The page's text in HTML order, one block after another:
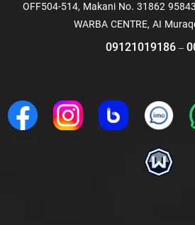
OFF504-514, Makani No. 31862
WARBA CENTRE, AI
–
09121019186